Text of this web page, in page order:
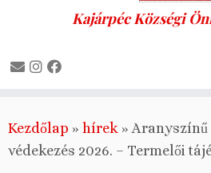
to
content
Kajárpéc Községi
Kezdőlap » hírek » Aranyszínű
védekezés 2026. – Termelői